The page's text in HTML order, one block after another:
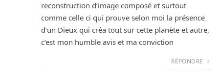
reconstruction d’image composé et surtout
comme celle ci qui prouve selon moi la présence
d’un Dieux qui créa tout sur cette planète et autre,
c’est mon humble avis et ma conviction
RÉPONDRE